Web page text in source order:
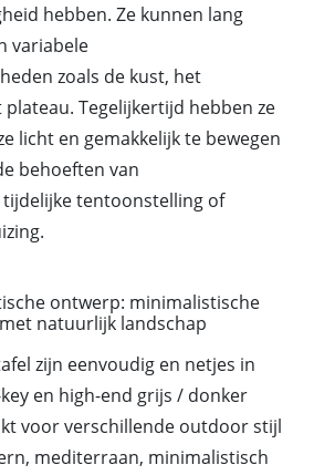
hebben. Ze kunnen lang
variabele
zoals de kust, het
Tegelijkertijd hebben ze
licht en gemakkelijk te bewegen
behoeften van
tentoonstelling of
ontwerp: minimalistische
natuurlijk landschap
zijn eenvoudig en netjes in
en high-end grijs / donker
voor verschillende outdoor stijl
mediterraan, minimalistisch